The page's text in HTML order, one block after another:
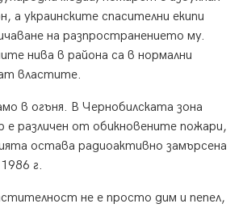
а украинските спасителни екипи
на разпространението му.
нива в района са в нормални
властите.
в огъня. В Чернобилската зона
е различен от обикновените пожари,
остава радиоактивно замърсена
г.
не е просто дим и пепел,